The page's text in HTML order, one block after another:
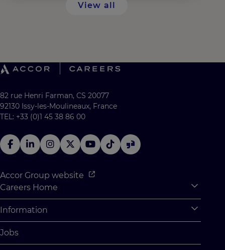
View all
82 rue Henri Farman, CS 20077
92130 Issy-les-Moulineaux, France
TEL: +33 (0)1 45 38 86 00
Accor Group website
Careers Home
Why Join Accor
Student Opportunities
Information
Cookie Settings
Jobs